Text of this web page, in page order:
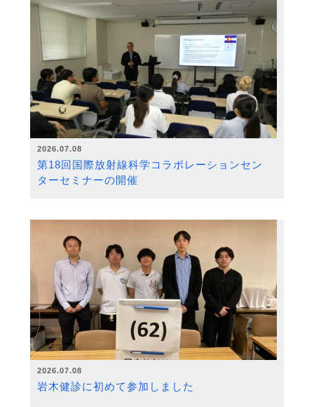
2026.07.08
第18回国際放射線科学コラボレーションセン
ターセミナーの開催
2026.07.08
岩木健診に初めて参加しました